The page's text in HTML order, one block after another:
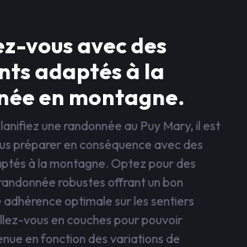
vous avec des
adaptés à la
en montagne.
une randonnée au Puy Mary, il est
préparer en conséquence avec des
à la montagne. Optez pour des
robustes offrant un bon
optimale sur les sentiers
vous en couches pour pouvoir
en fonction des variations de